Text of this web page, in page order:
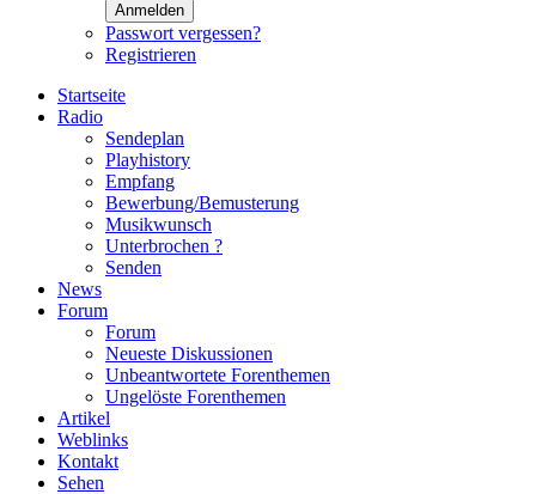
Anmelden
Passwort vergessen?
Registrieren
Startseite
Radio
Sendeplan
Playhistory
Empfang
Bewerbung/Bemusterung
Musikwunsch
Unterbrochen ?
Senden
News
Forum
Forum
Neueste Diskussionen
Unbeantwortete Forenthemen
Ungelöste Forenthemen
Artikel
Weblinks
Kontakt
Sehen